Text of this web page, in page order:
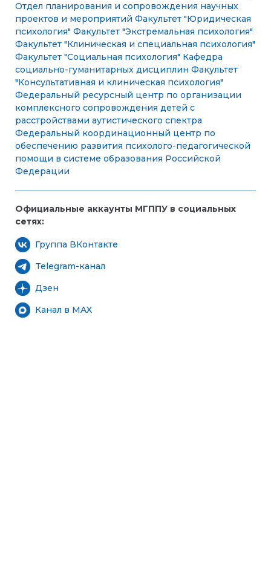
Отдел планирования и сопровождения научных
проектов и мероприятий Факультет "Юридическая
психология" Факультет "Экстремальная психология"
Факультет "Клиническая и специальная психология"
Факультет "Социальная психология" Кафедра
социально-гуманитарных дисциплин Факультет
"Консультативная и клиническая психология"
Федеральный ресурсный центр по организации
комплексного сопровождения детей с
расстройствами аутистического спектра
Федеральный координационный центр по
обеспечению развития психолого-педагогической
помощи в системе образования Российской
Федерации
Официальные аккаунты МГППУ в социальных
сетях:
Группа ВКонтакте
Telegram-канал
Дзен
Канал в MAX